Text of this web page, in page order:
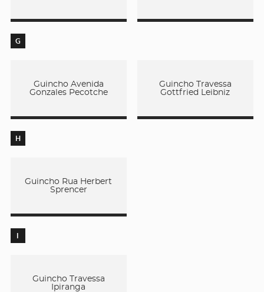
G
Guincho Avenida
Gonzales Pecotche
Guincho Travessa
Gottfried Leibniz
H
Guincho Rua Herbert
Sprencer
I
Guincho Travessa
Ipiranga